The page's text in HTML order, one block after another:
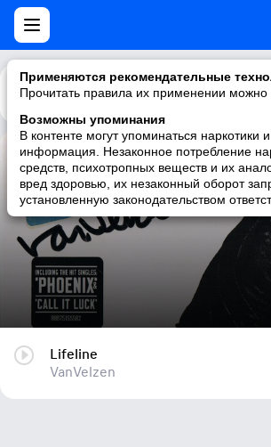
Применяются рекомендательные
Прочитать правила их применении можно
Возможны упоминания
В контенте могут упоминаться наркотики
информация. Незаконное потребление
средств, психотропных веществ и их
вред здоровью, их незаконный оборот
установленную законодательством
Каталог Рекомендации
Lifeline
VanVelzen
Lifeline
VanVelzen